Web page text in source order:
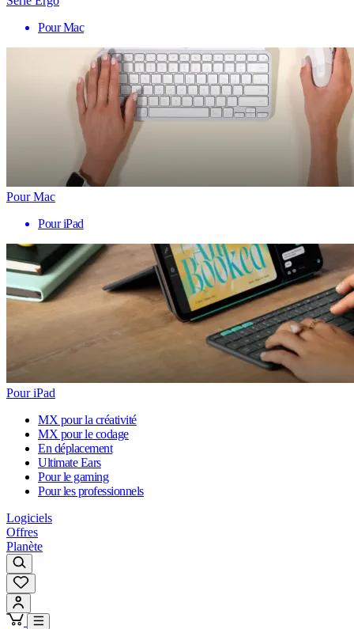
Pour Mac
Pour Mac
Pour iPad
Pour iPad
MX pour la créativité
MX pour le codage
En déplacement
Ultimate Ears
Pour le gaming
Pour les professionnels
Logiciels
Offres
Planète